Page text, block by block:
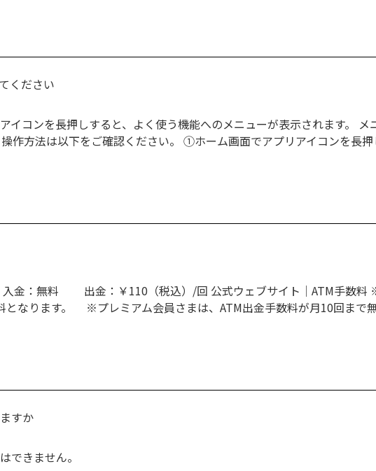
ください
イコンを長押しすると、よく使う機能へのメニューが表示されます。
作方法は以下をご確認ください。 ①ホーム画面でアプリアイコンを長
金：無料 出金：￥110（税込）/回 公式ウェブサイト│ATM手数料
となります。 ※プレミアム会員さまは、ATM出金手数料が月10回まで
すか
できません。